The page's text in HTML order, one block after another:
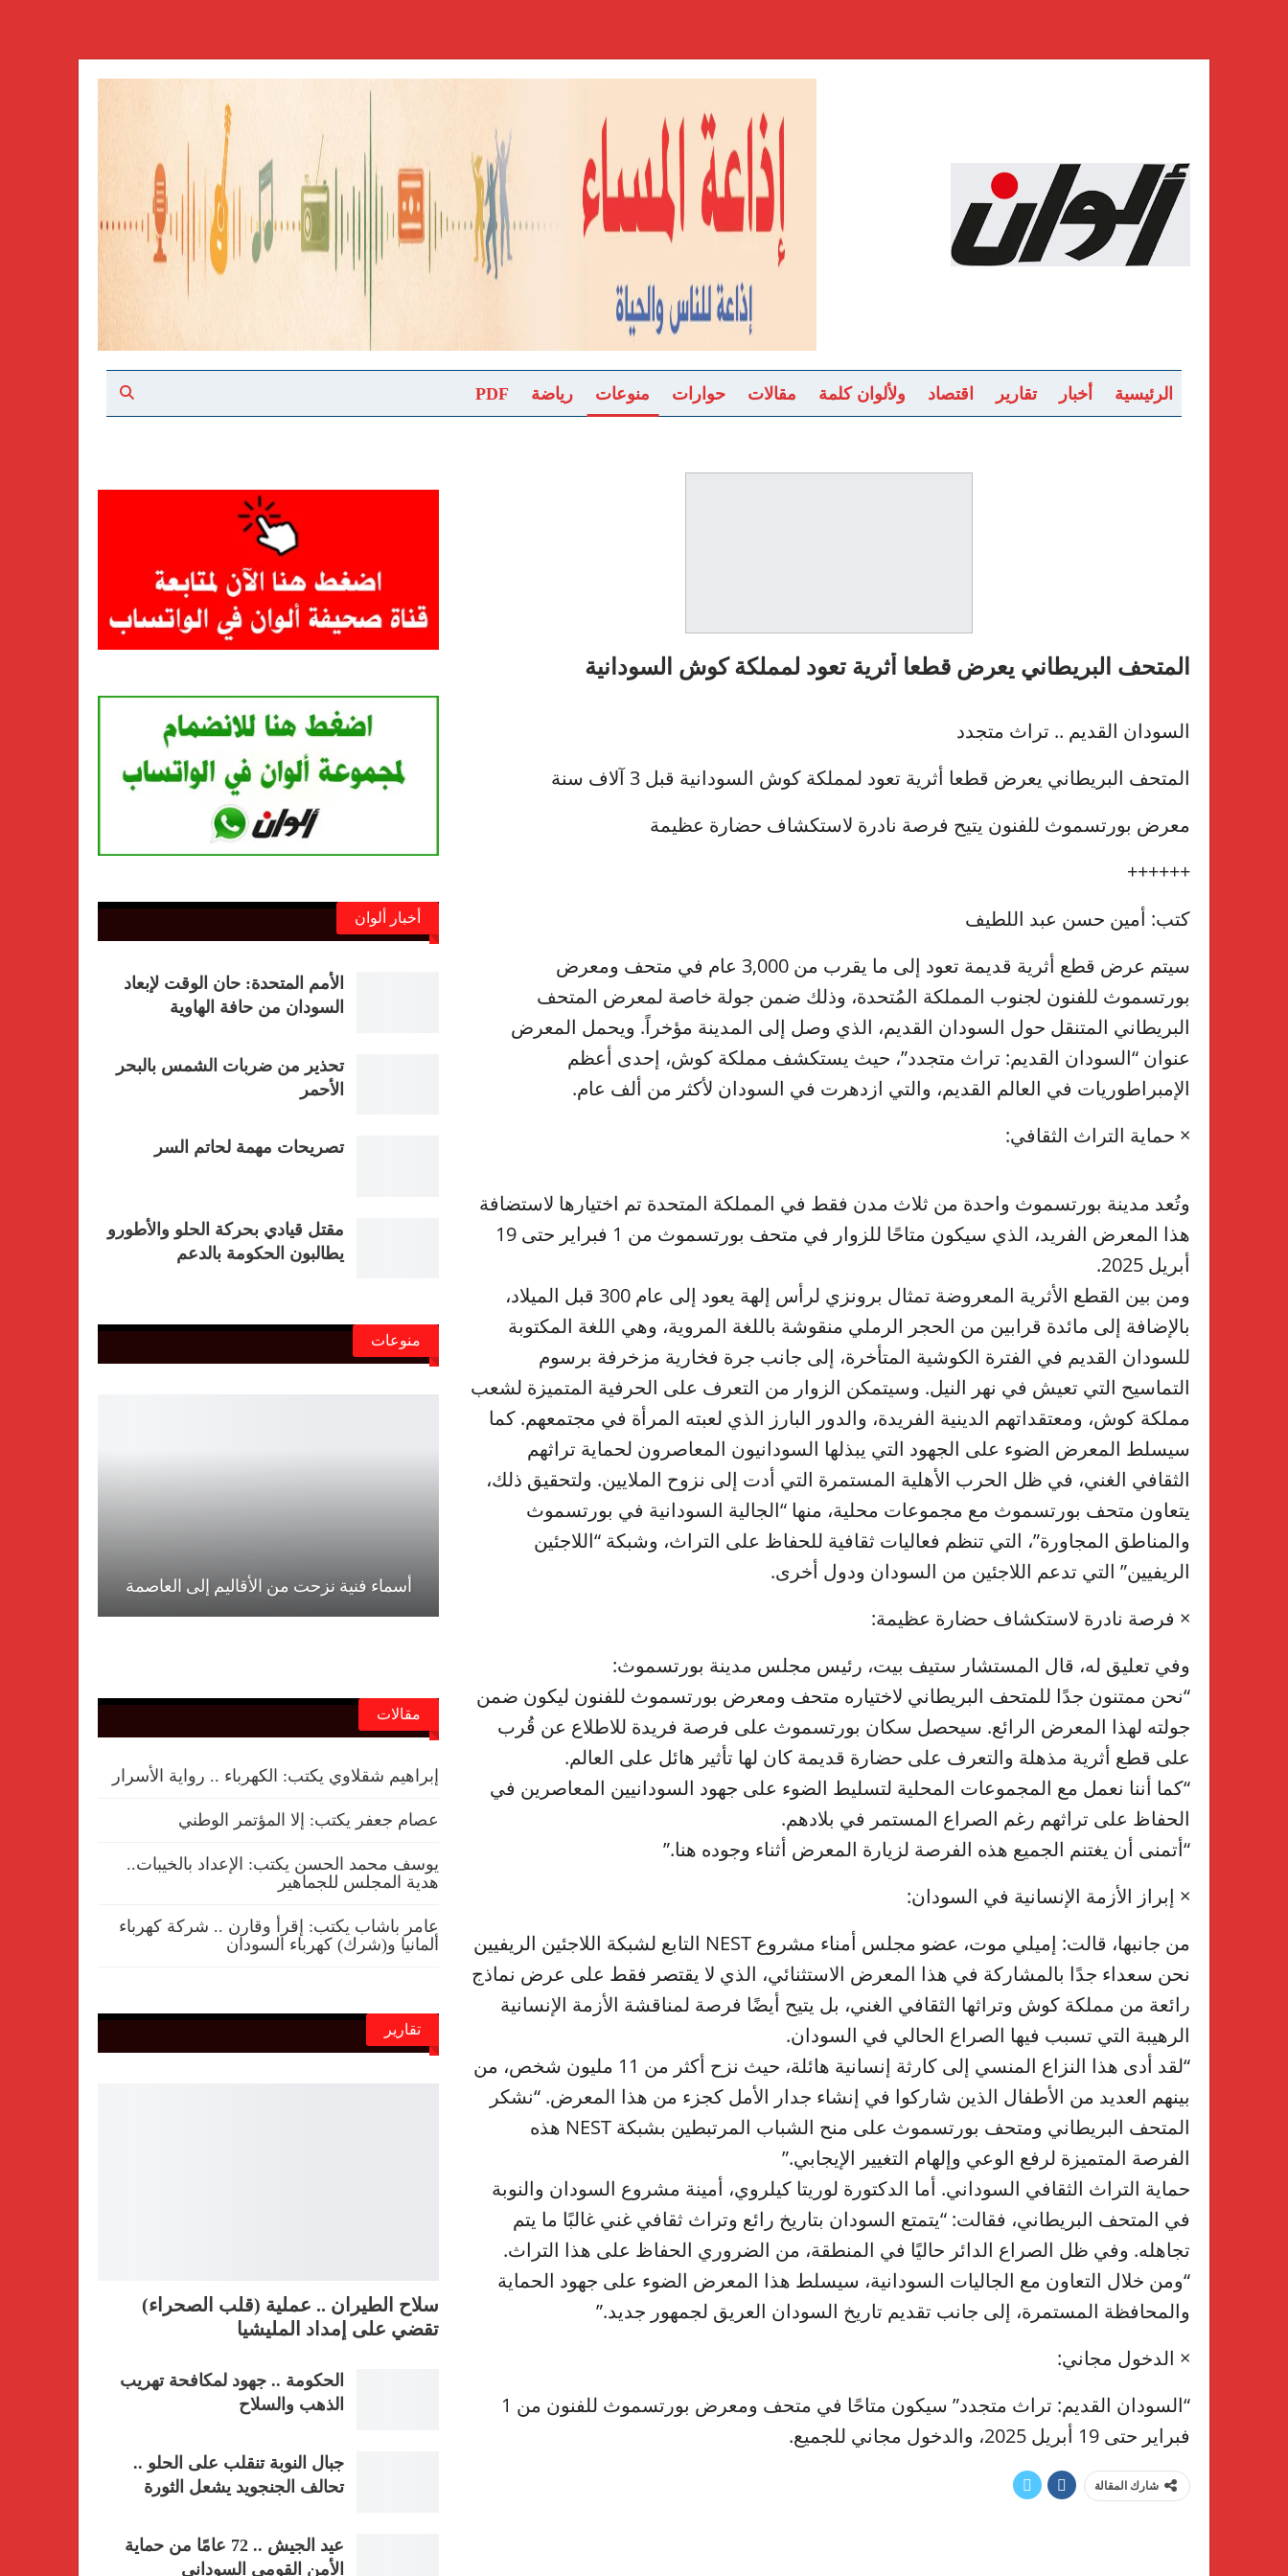
الرئيسية أخبار تقارير اقتصاد ولألوان كلمة مقالات حوارات منوعات رياضة PDF
المتحف البريطاني يعرض قطعا أثرية تعود لمملكة كوش السودانية
السودان القديم .. تراث متجدد
المتحف البريطاني يعرض قطعا أثرية تعود لمملكة كوش السودانية قبل 3 آلاف سنة
معرض بورتسموث للفنون يتيح فرصة نادرة لاستكشاف حضارة عظيمة
++++++
كتب: أمين حسن عبد اللطيف
سيتم عرض قطع أثرية قديمة تعود إلى ما يقرب من 3,000 عام في متحف ومعرض
بورتسموث للفنون لجنوب المملكة المُتحدة، وذلك ضمن جولة خاصة لمعرض المتحف
البريطاني المتنقل حول السودان القديم، الذي وصل إلى المدينة مؤخراً. ويحمل المعرض
عنوان “السودان القديم: تراث متجدد”، حيث يستكشف مملكة كوش، إحدى أعظم
الإمبراطوريات في العالم القديم، والتي ازدهرت في السودان لأكثر من ألف عام.
× حماية التراث الثقافي:
وتُعد مدينة بورتسموث واحدة من ثلاث مدن فقط في المملكة المتحدة تم اختيارها لاستضافة
هذا المعرض الفريد، الذي سيكون متاحًا للزوار في متحف بورتسموث من 1 فبراير حتى 19
أبريل 2025.
ومن بين القطع الأثرية المعروضة تمثال برونزي لرأس إلهة يعود إلى عام 300 قبل الميلاد،
بالإضافة إلى مائدة قرابين من الحجر الرملي منقوشة باللغة المروية، وهي اللغة المكتوبة
للسودان القديم في الفترة الكوشية المتأخرة، إلى جانب جرة فخارية مزخرفة برسوم
التماسيح التي تعيش في نهر النيل. وسيتمكن الزوار من التعرف على الحرفية المتميزة لشعب
مملكة كوش، ومعتقداتهم الدينية الفريدة، والدور البارز الذي لعبته المرأة في مجتمعهم. كما
سيسلط المعرض الضوء على الجهود التي يبذلها السودانيون المعاصرون لحماية تراثهم
الثقافي الغني، في ظل الحرب الأهلية المستمرة التي أدت إلى نزوح الملايين. ولتحقيق ذلك،
يتعاون متحف بورتسموث مع مجموعات محلية، منها “الجالية السودانية في بورتسموث
والمناطق المجاورة”، التي تنظم فعاليات ثقافية للحفاظ على التراث، وشبكة “اللاجئين
الريفيين” التي تدعم اللاجئين من السودان ودول أخرى.
× فرصة نادرة لاستكشاف حضارة عظيمة:
وفي تعليق له، قال المستشار ستيف بيت، رئيس مجلس مدينة بورتسموث:
“نحن ممتنون جدًا للمتحف البريطاني لاختياره متحف ومعرض بورتسموث للفنون ليكون ضمن
جولته لهذا المعرض الرائع. سيحصل سكان بورتسموث على فرصة فريدة للاطلاع عن قُرب
على قطع أثرية مذهلة والتعرف على حضارة قديمة كان لها تأثير هائل على العالم.
“كما أننا نعمل مع المجموعات المحلية لتسليط الضوء على جهود السودانيين المعاصرين في
الحفاظ على تراثهم رغم الصراع المستمر في بلادهم.
“أتمنى أن يغتنم الجميع هذه الفرصة لزيارة المعرض أثناء وجوده هنا.”
× إبراز الأزمة الإنسانية في السودان:
من جانبها، قالت: إميلي موت، عضو مجلس أمناء مشروع NEST التابع لشبكة اللاجئين الريفيين
نحن سعداء جدًا بالمشاركة في هذا المعرض الاستثنائي، الذي لا يقتصر فقط على عرض نماذج
رائعة من مملكة كوش وتراثها الثقافي الغني، بل يتيح أيضًا فرصة لمناقشة الأزمة الإنسانية
الرهيبة التي تسبب فيها الصراع الحالي في السودان.
“لقد أدى هذا النزاع المنسي إلى كارثة إنسانية هائلة، حيث نزح أكثر من 11 مليون شخص، من
بينهم العديد من الأطفال الذين شاركوا في إنشاء جدار الأمل كجزء من هذا المعرض. “نشكر
المتحف البريطاني ومتحف بورتسموث على منح الشباب المرتبطين بشبكة NEST هذه
الفرصة المتميزة لرفع الوعي وإلهام التغيير الإيجابي.”
حماية التراث الثقافي السوداني. أما الدكتورة لوريتا كيلروي، أمينة مشروع السودان والنوبة
في المتحف البريطاني، فقالت: “يتمتع السودان بتاريخ رائع وتراث ثقافي غني غالبًا ما يتم
تجاهله. وفي ظل الصراع الدائر حاليًا في المنطقة، من الضروري الحفاظ على هذا التراث.
“ومن خلال التعاون مع الجاليات السودانية، سيسلط هذا المعرض الضوء على جهود الحماية
والمحافظة المستمرة، إلى جانب تقديم تاريخ السودان العريق لجمهور جديد.”
× الدخول مجاني:
“السودان القديم: تراث متجدد” سيكون متاحًا في متحف ومعرض بورتسموث للفنون من 1
فبراير حتى 19 أبريل 2025، والدخول مجاني للجميع.
شارك المقالة
أخبار ألوان
الأمم المتحدة: حان الوقت لإبعاد
السودان من حافة الهاوية
تحذير من ضربات الشمس بالبحر
الأحمر
تصريحات مهمة لحاتم السر
مقتل قيادي بحركة الحلو والأطورو
يطالبون الحكومة بالدعم
منوعات
أسماء فنية نزحت من الأقاليم إلى العاصمة
مقالات
إبراهيم شقلاوي يكتب: الكهرباء .. رواية الأسرار
عصام جعفر يكتب: إلا المؤتمر الوطني
يوسف محمد الحسن يكتب: الإعداد بالخيبات..
هدية المجلس للجماهير
عامر باشاب يكتب: إقرأ وقارن .. شركة كهرباء
ألمانيا و(شرك) كهرباء السودان
تقارير
سلاح الطيران .. عملية (قلب الصحراء)
تقضي على إمداد المليشيا
الحكومة .. جهود لمكافحة تهريب
الذهب والسلاح
جبال النوبة تنقلب على الحلو ..
تحالف الجنجويد يشعل الثورة
عيد الجيش .. 72 عامًا من حماية
الأمن القومي السوداني